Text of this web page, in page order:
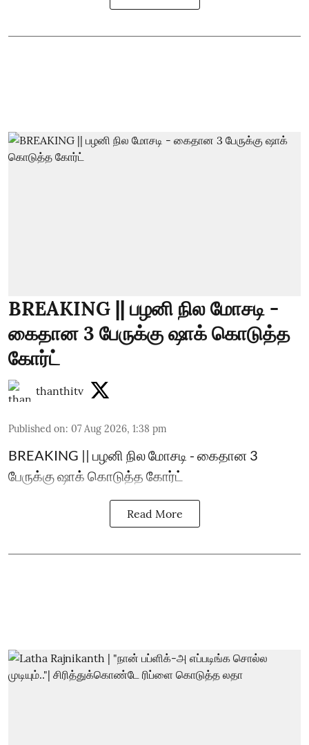
BREAKING || பழனி நில மோசடி -
கைதான 3 பேருக்கு ஷாக் கொடுத்த
கோர்ட்
thanthitv
Published on: 07 Aug 2026, 1:38 pm
BREAKING || பழனி நில மோசடி - கைதான 3
பேருக்கு ஷாக் கொடுத்த கோர்ட்
Read More